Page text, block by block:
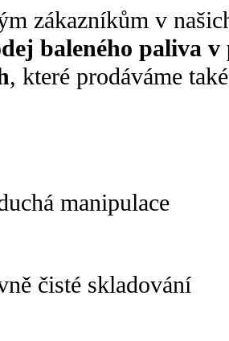
zákazníkům v
baleného paliva
, které prodáváme
manipulace
čisté skladování